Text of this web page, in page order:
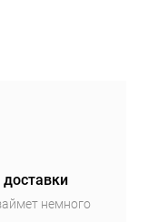
немного